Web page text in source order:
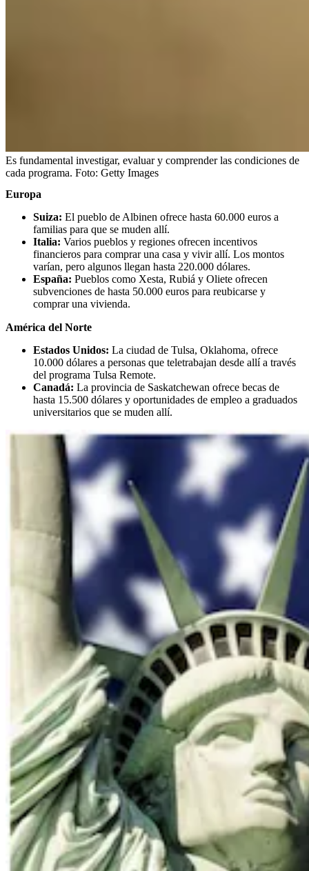
Es fundamental investigar, evaluar y comprender las condiciones de
cada programa. Foto: Getty Images
Europa
Suiza: El pueblo de Albinen ofrece hasta 60.000 euros a
familias para que se muden allí.
Italia: Varios pueblos y regiones ofrecen incentivos
financieros para comprar una casa y vivir allí. Los montos
varían, pero algunos llegan hasta 220.000 dólares.
España: Pueblos como Xesta, Rubiá y Oliete ofrecen
subvenciones de hasta 50.000 euros para reubicarse y
comprar una vivienda.
América del Norte
Estados Unidos: La ciudad de Tulsa, Oklahoma, ofrece
10.000 dólares a personas que teletrabajan desde allí a través
del programa Tulsa Remote.
Canadá: La provincia de Saskatchewan ofrece becas de
hasta 15.500 dólares y oportunidades de empleo a graduados
universitarios que se muden allí.